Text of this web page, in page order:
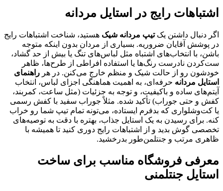
اشتباهات رایج در استایل مردانه
اگر دنبال داشتن یکتیپ مردانه شیک هستید، شناخت اشتباهات رایج
در پوشش آقایان ضروریه. بسیاری از مردان بدون اینکه متوجه
باشن، با انتخاب‌های اشتباه مثل لباس‌های تنگ یا بیش از حد گشاد،
ست‌کردن نادرست رنگ‌ها یا استفاده افراطی از طرح‌ها، ظاهر
خودشون رو از حالت شیک و منظم خارج می‌کنن. در هر راهنمای
استایل مردانه حرفه‌ای، به اهمیت هماهنگی اجزای لباس، انتخاب
آیتم‌های ساده و باکیفیت، و توجه به جزئیات (مثل ساعت، کمربند،
کفش و حتی جوراب) تأکید شده. مثلاً جوراب سفید با کفش رسمی
یا کت‌وشلواری که بدفرم ایستاده، می‌تونه تمام تیپ شما رو خراب
کنه. برای رسیدن به یک استایل جذاب، بهتره با دقت به توصیه‌های
تخصصی گوش بدید و از اشتباهات رایج دوری کنید تا همیشه با
ظاهری مرتب و جنتلمن‌طور بدرخشید.
معرفی فروشگاه مناسب برای ساخت
استایل جنتلمنی